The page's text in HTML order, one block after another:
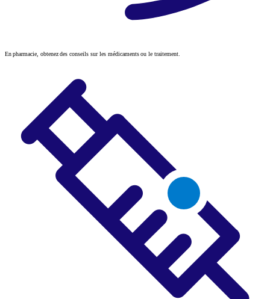
En pharmacie, obtenez des conseils sur les médicaments ou le traitement.